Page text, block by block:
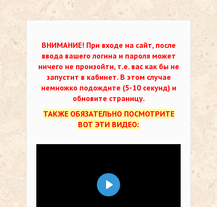
ВНИМАНИЕ! При входе на сайт, после
ввода вашего логина и пароля может
ничего не произойти, т.е. вас как бы не
запустит в кабинет. В этом случае
немножко подождите (5-10 секунд) и
обновите страницу.
ТАКЖЕ ОБЯЗАТЕЛЬНО ПОСМОТРИТЕ
ВОТ ЭТИ ВИДЕО:
Воспроизвести